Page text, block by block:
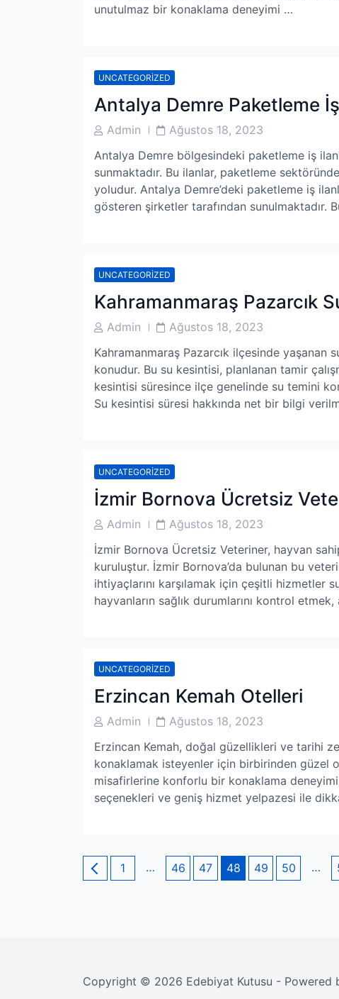
unutulmaz bir konaklama deneyimi …
UNCATEGORIZED
Antalya Demre Paketleme
PostAdmin
PostAğustos 18, 2023
Antalya Demre bölgesindeki paketleme iş
sunmaktadır. Bu ilanlar, paketleme
yoludur. Antalya Demre’deki paketleme iş
gösteren şirketler tarafından sunulmaktadır.
UNCATEGORIZED
Kahramanmaraş Pazarcık
PostAdmin
PostAğustos 18, 2023
Kahramanmaraş Pazarcık ilçesinde
konudur. Bu su kesintisi, planlanan tamir
kesintisi süresince ilçe genelinde su temini
Su kesintisi süresi hakkında net bir bilgi
UNCATEGORIZED
İzmir Bornova Ücretsiz
PostAdmin
PostAğustos 18, 2023
İzmir Bornova Ücretsiz Veteriner, hayvan
kuruluştur. İzmir Bornova’da bulunan bu
ihtiyaçlarını karşılamak için çeşitli hizmetler
hayvanların sağlık durumlarını kontrol etmek,
UNCATEGORIZED
Erzincan Kemah Otelleri
PostAdmin
PostAğustos 18, 2023
Erzincan Kemah, doğal güzellikleri ve tarihi
konaklamak isteyenler için birbirinden güzel
misafirlerine konforlu bir konaklama
seçenekleri ve geniş hizmet yelpazesi ile
Yazı
sayfalaması
Page
1 … Page
46 Page
47 Page
48 Page
49 Page
50 …
Copyright © 2026 Edebiyat Kutusu - Powered